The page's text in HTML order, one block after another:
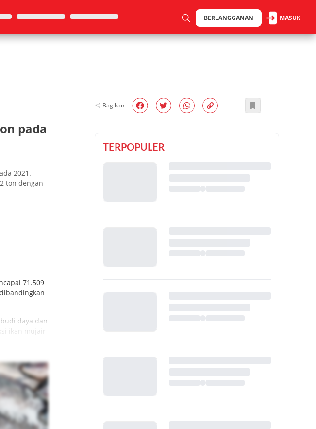
BERLANGGANAN MASUK
pada
2021.
ton dengan
71.509
daya dan
ikan mujair
Bagikan
TERPOPULER